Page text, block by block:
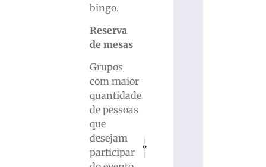
bingo.
Reserva
de mesas
Grupos
com maior
quantidade
de pessoas
que
desejam
participarHomem é preso por roubo após ser